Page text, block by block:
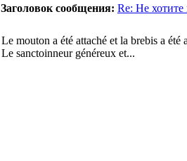
Заголовок сообщения: Re: Не
Le mouton a été attaché et la brebis a été
Le sanctoinneur généreux et...